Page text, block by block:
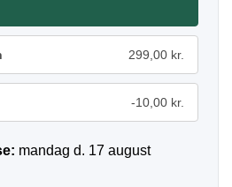
299,00 kr.
-10,00 kr.
mandag d. 17 august